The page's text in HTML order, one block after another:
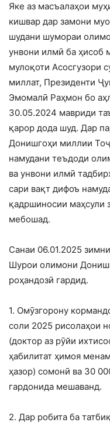
Яке аз масъалаҳои
кишвар дар замони
шудани шумораи
унвони илмӣ ба ҳисоб
мулоқоти Асосгузори
миллат, Президенти
Эмомалӣ Раҳмон бо
30.05.2024 мавриди
қарор дода шуд. Дар
Донишгоҳи миллии
намудани теъдоди
ва унвони илмӣ
сари вақт дифоъ
қадршиносии маҳсули
мебошад.
Санаи 06.01.2025
Шурои олимони
роҳандозӣ гардид.
1. Омӯзгорону
соли 2025 рисолаҳои
(доктор аз рӯйи
ҳабилитат ҳимоя
ҳазор) сомонӣ ва 30
гардонида мешаванд.
2. Дар робита ба